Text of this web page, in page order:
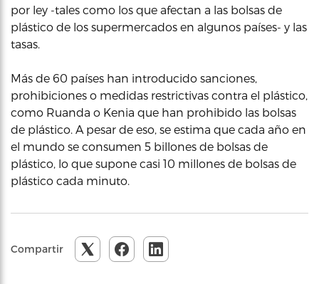
por ley -tales como los que afectan a las bolsas de
plástico de los supermercados en algunos países- y las
tasas.
Más de 60 países han introducido sanciones,
prohibiciones o medidas restrictivas contra el plástico,
como Ruanda o Kenia que han prohibido las bolsas
de plástico. A pesar de eso, se estima que cada año en
el mundo se consumen 5 billones de bolsas de
plástico, lo que supone casi 10 millones de bolsas de
plástico cada minuto.
Compartir